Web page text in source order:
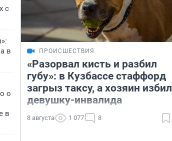
с
в
о
в
ПРОИСШЕСТВИЯ
«Разорвал кисть и разбил
губу»: в Кузбассе стаффорд
загрыз таксу, а хозяин избил
девушку-инвалида
8 августа 1 077 8